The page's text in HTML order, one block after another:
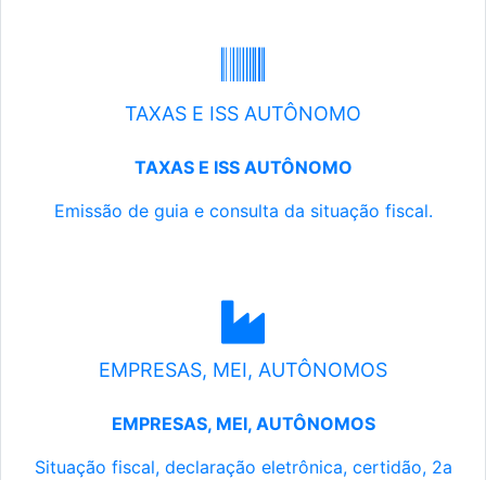
TAXAS E ISS AUTÔNOMO
TAXAS E ISS AUTÔNOMO
Emissão de guia e consulta da situação fiscal.
EMPRESAS, MEI, AUTÔNOMOS
EMPRESAS, MEI, AUTÔNOMOS
Situação fiscal, declaração eletrônica, certidão, 2a